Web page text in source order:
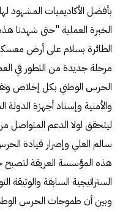
بأفضل الأكاديميات المشهود
الخبرة العملية "حتى شهدنا
الطائرة بسلام على أرض
مرحلة جديدة من التطور في
الحرس الوطني بكل إخلاص
والأمنية وإسناد أجهزة الدولة
ليتحقق لولا الدعم
سالم العلي وإصرار قيادة
هذه المؤسسة العريقة لتصبح
وبين أن طموحات الحرس